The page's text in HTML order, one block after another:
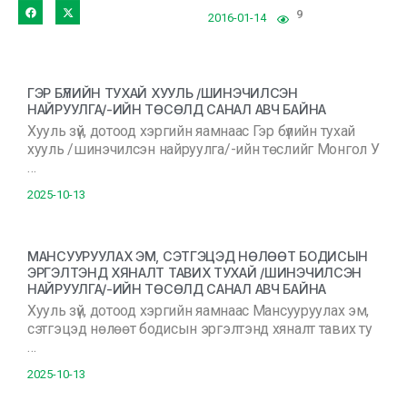
2016-01-14 9
ГЭР БҮЛИЙН ТУХАЙ ХУУЛЬ /ШИНЭЧИЛСЭН
НАЙРУУЛГА/-ИЙН ТӨСӨЛД САНАЛ АВЧ БАЙНА
Хууль зүй, дотоод хэргийн яамнаас Гэр бүлийн тухай
хууль /шинэчилсэн найруулга/-ийн төслийг Монгол У
…
2025-10-13
МАНСУУРУУЛАХ ЭМ, СЭТГЭЦЭД НӨЛӨӨТ БОДИСЫН
ЭРГЭЛТЭНД ХЯНАЛТ ТАВИХ ТУХАЙ /ШИНЭЧИЛСЭН
НАЙРУУЛГА/-ИЙН ТӨСӨЛД САНАЛ АВЧ БАЙНА
Хууль зүй, дотоод хэргийн яамнаас Мансууруулах эм,
сэтгэцэд нөлөөт бодисын эргэлтэнд хяналт тавих ту
…
2025-10-13